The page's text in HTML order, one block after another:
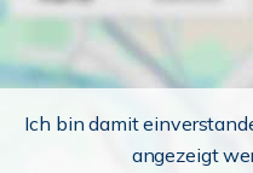
Ich bin damit
angezeigt